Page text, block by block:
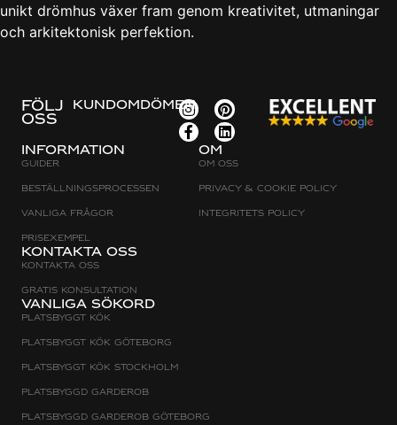
unikt drömhus växer fram genom kreativitet, utmaningar
och arkitektonisk perfektion.
Vanliga sökord
Platsbyggt Kök
Platsbyggt kök Göteborg
Platsbyggt kök Stockholm
Platsbyggd Garderob
Platsbyggd Garderob Göteborg
Information
Guider
Beställningsprocessen
Vanliga frågor
Prisexempel
Kontakta oss
Kontakta oss
Gratis konsultation
Om
Om oss
Privacy & cookie policy
Integritets policy
FÖLJ
OSS
KUNDOMDÖMEN